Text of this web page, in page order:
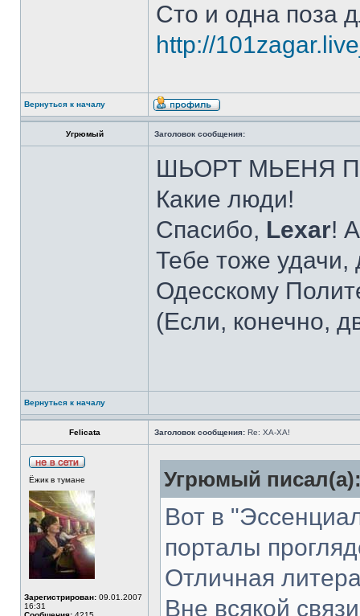
Сто и одна поза
http://
Вернуться к началу
Угрюмый Заголовок сообщения:
ШЬОРТ МЬЕНЯ
Какие люди!
Спасибо, Lexar!
Тебе тоже
Одесскому
(Если, конечно,
Вернуться к началу
Felicata Заголовок сообщения: Re: ХА-ХА!
Ёжик в тумане
Зарегистрирован: 09.01.2007
16:31
Угрюмый
Вот в
порталы
Отличная
Вне всякой